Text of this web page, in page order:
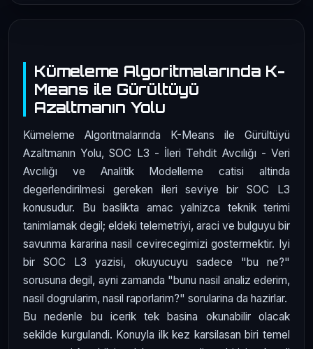
Kümeleme Algoritmalarında K-
Means ile Gürültüyü
Azaltmanın Yolu
Kümeleme Algoritmalarında K-Means ile Gürültüyü
Azaltmanın Yolu, SOC L3 - İleri Tehdit Avcılığı - Veri
Avcılığı ve Analitik Modelleme catisi altinda
degerlendirilmesi gereken ileri seviye bir SOC L3
konusudur. Bu baslikta amac yalnizca teknik terimi
tanimlamak degil; eldeki telemetriyi, araci ve bulguyu bir
savunma kararina nasil cevirecegimizi gostermektir. Iyi
bir SOC L3 yazisi, okuyucuyu sadece "bu ne?"
sorusuna degil, ayni zamanda "bunu nasil analiz ederim,
nasil dogrularim, nasil raporlarim?" sorularina da hazirlar.
Bu nedenle bu icerik tek basina okunabilir olacak
sekilde kurgulandi. Konuyla ilk kez karsilasan biri temel